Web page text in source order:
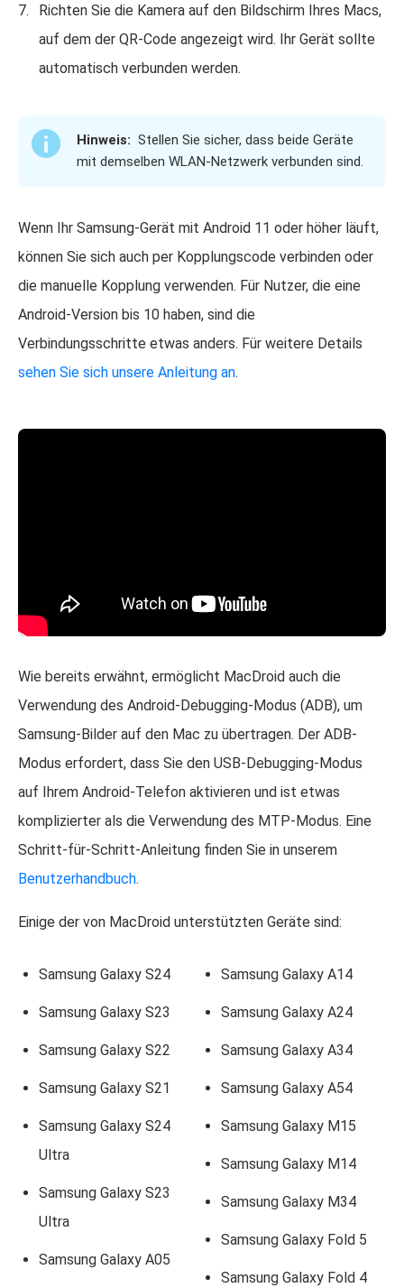
Richten Sie die Kamera auf den Bildschirm Ihres Macs,
auf dem der QR-Code angezeigt wird. Ihr Gerät sollte
automatisch verbunden werden.
Hinweis: Stellen Sie sicher, dass beide Geräte
mit demselben WLAN-Netzwerk verbunden sind.
Wenn Ihr Samsung-Gerät mit Android 11 oder höher läuft,
können Sie sich auch per Kopplungscode verbinden oder
die manuelle Kopplung verwenden. Für Nutzer, die eine
Android-Version bis 10 haben, sind die
Verbindungsschritte etwas anders. Für weitere Details
sehen Sie sich unsere Anleitung an.
Wie bereits erwähnt, ermöglicht MacDroid auch die
Verwendung des Android-Debugging-Modus (ADB), um
Samsung-Bilder auf den Mac zu übertragen. Der ADB-
Modus erfordert, dass Sie den USB-Debugging-Modus
auf Ihrem Android-Telefon aktivieren und ist etwas
komplizierter als die Verwendung des MTP-Modus. Eine
Schritt-für-Schritt-Anleitung finden Sie in unserem
Benutzerhandbuch.
Einige der von MacDroid unterstützten Geräte sind:
Samsung Galaxy S24
Samsung Galaxy S23
Samsung Galaxy S22
Samsung Galaxy S21
Samsung Galaxy S24
Ultra
Samsung Galaxy S23
Ultra
Samsung Galaxy A05
Samsung Galaxy A14
Samsung Galaxy A24
Samsung Galaxy A34
Samsung Galaxy A54
Samsung Galaxy M15
Samsung Galaxy M14
Samsung Galaxy M34
Samsung Galaxy Fold 5
Samsung Galaxy Fold 4